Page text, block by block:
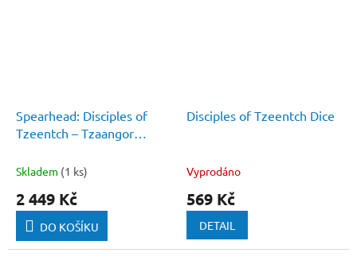
Spearhead: Disciples of
Tzeentch – Tzaangor
Skladem (1 ks)
2 449 Kč
DO KOŠÍKU
Disciples of Tzeentch Dice
Vyprodáno
569 Kč
DETAIL